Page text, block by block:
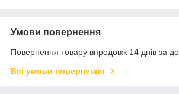
Умови повернення
Повернення товару впродовж 14 днів за
Всі умови повернення